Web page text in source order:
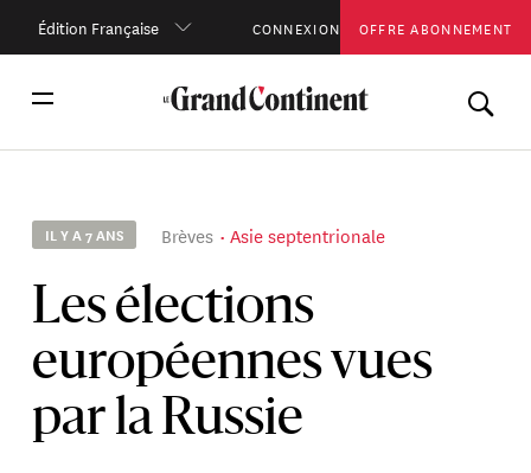
Édition Française CONNEXION OFFRE ABONNEMENT
IL Y A 7 ANS Brèves Asie septentrionale
Les élections
européennes vues
par la Russie